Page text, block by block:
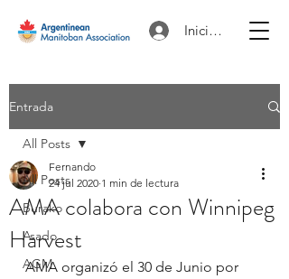
Iniciar sesión
Entrada
All Posts
Burako
Asado
AGM
All Posts
AMA colabora con Winnipeg
Harvest
Fernando
24 jul 2020 1 min de lectura
AMA organizó el 30 de Junio por